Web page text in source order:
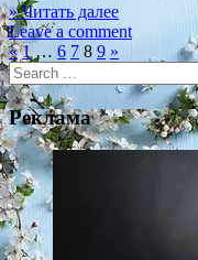
» Читать далее
Leave a comment
« 1 … 6 7 8 9 »
Search
for:
Реклама